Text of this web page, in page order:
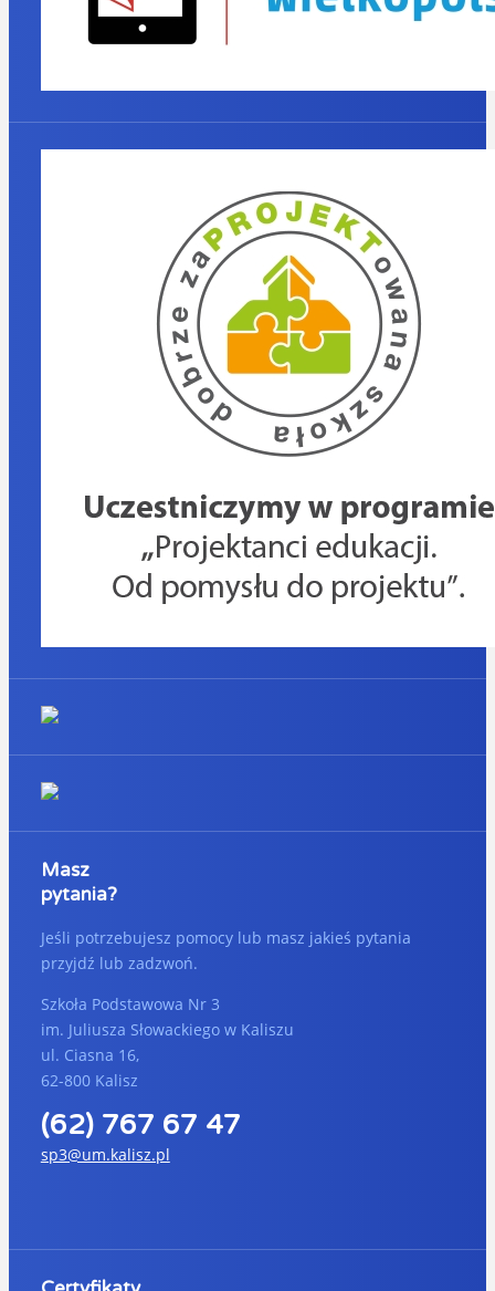
Masz
pytania?
Jeśli potrzebujesz pomocy lub masz jakieś pytania
przyjdź lub zadzwoń.
Szkoła Podstawowa Nr 3
im. Juliusza Słowackiego w Kaliszu
ul. Ciasna 16,
62-800 Kalisz
(62) 767 67 47
sp3@um.kalisz.pl